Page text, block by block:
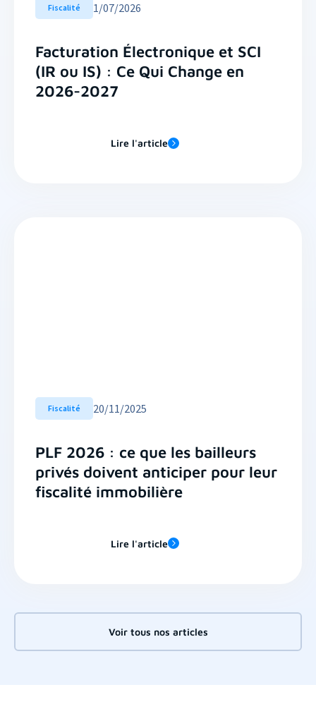
Fiscalité 1/07/2026
Facturation Électronique et SCI
(IR ou IS) : Ce Qui Change en
2026-2027
Lire l'article
Fiscalité 20/11/2025
PLF 2026 : ce que les bailleurs
privés doivent anticiper pour leur
fiscalité immobilière
Lire l'article
Voir tous nos articles